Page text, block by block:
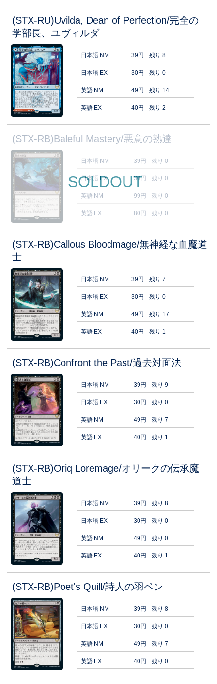
(STX-RU)Uvilda, Dean of Perfection/完全の
学部長、ユヴィルダ
日本語 NM 39円 残り 8
日本語 EX 30円 残り 0
英語 NM 49円 残り 14
英語 EX 40円 残り 2
(STX-RB)Baleful Mastery/悪意の熟達
日本語 NM 39円 残り 0
日本語 EX 30円 残り 0
英語 NM 99円 残り 0
英語 EX 80円 残り 0
SOLDOUT
(STX-RB)Callous Bloodmage/無神経な血魔道
士
日本語 NM 39円 残り 7
日本語 EX 30円 残り 0
英語 NM 49円 残り 17
英語 EX 40円 残り 1
(STX-RB)Confront the Past/過去対面法
日本語 NM 39円 残り 9
日本語 EX 30円 残り 0
英語 NM 49円 残り 7
英語 EX 40円 残り 1
(STX-RB)Oriq Loremage/オリークの伝承魔
道士
日本語 NM 39円 残り 8
日本語 EX 30円 残り 0
英語 NM 49円 残り 0
英語 EX 40円 残り 1
(STX-RB)Poet's Quill/詩人の羽ペン
日本語 NM 39円 残り 8
日本語 EX 30円 残り 0
英語 NM 49円 残り 7
英語 EX 40円 残り 0